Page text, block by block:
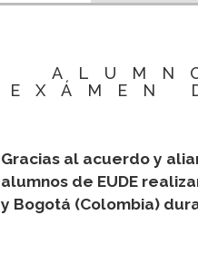
EXÁMEN
Gracias al acuerdo y
alumnos de EUDE
y Bogotá (Colombia)